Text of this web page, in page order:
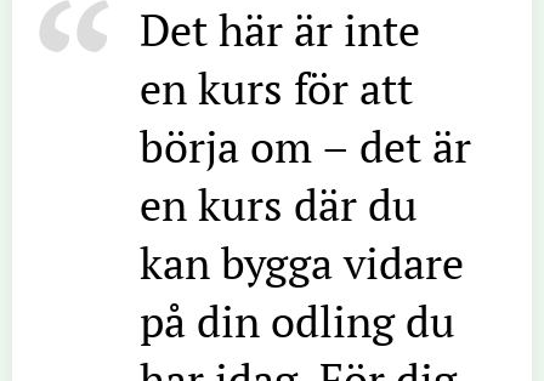
Det här är inte
en kurs för att
börja om – det är
en kurs där du
kan bygga vidare
på din odling du